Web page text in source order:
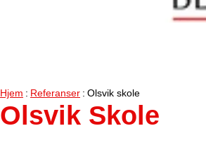
Hjem Referanser Olsvik skole
Olsvik Skole